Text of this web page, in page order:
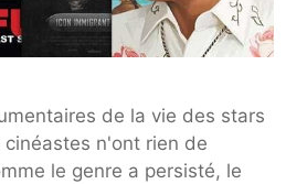
de la vie des stars
n'ont rien de
le genre a persisté, le